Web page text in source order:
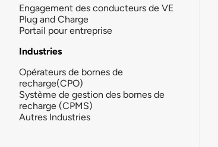
Engagement des conducteurs de VE
Plug and Charge
Portail pour entreprise
Industries
Opérateurs de bornes de
recharge(CPO)
Système de gestion des bornes de
recharge (CPMS)
Autres Industries